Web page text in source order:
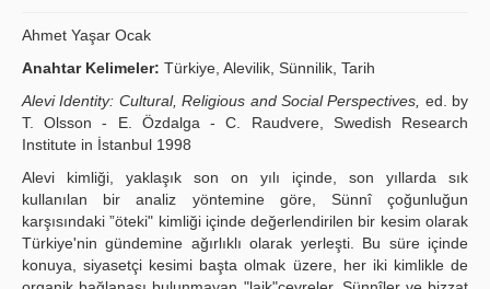
Yayın Politikaları
Kılavuzlar
İletişim
Ahmet Yaşar Ocak
Anahtar Kelimeler: Türkiye, Alevilik, Sünnilik, Tarih
Alevi Identity: Cultural, Religious and Social Perspectives, ed. by
T. Olsson - E. Özdalga - C. Raudvere, Swedish Research
Institute in İstanbul 1998
Alevi kimliği, yaklaşık son on yılı içinde, son yıllarda sık
kullanılan bir analiz yöntemine göre, Sünnî çoğunluğun
karşısındaki ”öteki" kimliği içinde değerlendirilen bir kesim olarak
Türkiye'nin gündemine ağırlıklı olarak yerleşti. Bu süre içinde
konuya, siyasetçi kesimi başta olmak üzere, her iki kimlikle de